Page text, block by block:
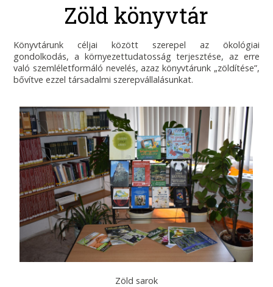
Zöld könyvtár
Könyvtárunk céljai között szerepel az ökológiai
gondolkodás, a környezettudatosság terjesztése, az erre
való szemléletformáló nevelés, azaz könyvtárunk „zöldítése”,
bővítve ezzel társadalmi szerepvállalásunkat.
Zöld sarok